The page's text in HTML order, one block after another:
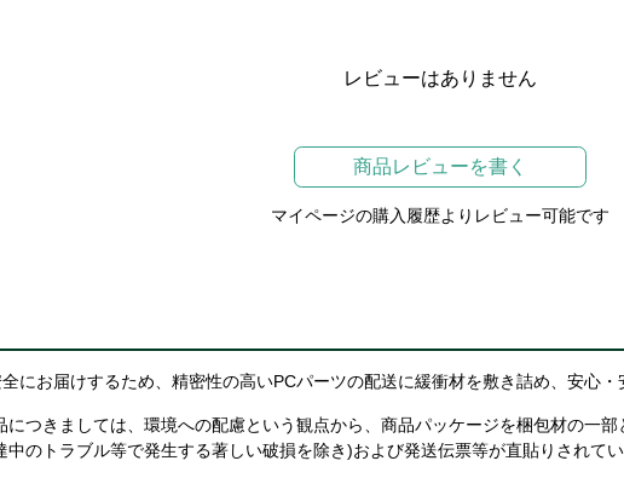
レビューはありません
商品レビューを書く
マイページの購入履歴よりレビュー可能です
にお届けするため、精密性の高いPCパーツの配送に緩衝材を敷き詰め、安心
つきましては、環境への配慮という観点から、商品パッケージを梱包材の一
のトラブル等で発生する著しい破損を除き)および発送伝票等が直貼りされて